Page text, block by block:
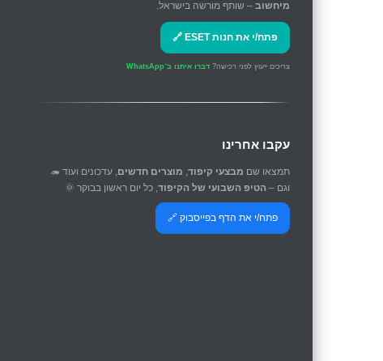
מיחשוב – שותף מורשה בישראל.
פתח/י את חנות ESET 🔗
צריכים ייעוץ לפני רכישה? דברו איתנו ב־WhatsApp
עקבו אחרינו
תמצאו שם מבצעי קיפוד, מוצרים חדשים, עדכונים ועוד 🦔
וגם – הטיפ השבועי של הקיפוד, כל יום ראשון בבוקר 🌞
פתח/י את הדף בפייסבוק 🔗